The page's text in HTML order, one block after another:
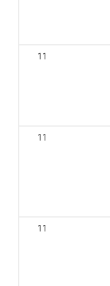
11
11
11